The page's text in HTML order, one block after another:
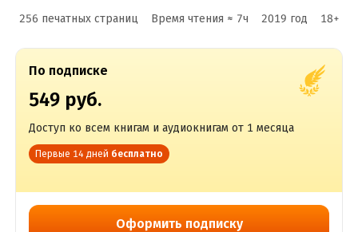
256 печатных страниц Время чтения ≈ 7ч 2019 год 18+
По подписке
549 руб.
Доступ ко всем книгам и аудиокнигам от 1 месяца
Первые 14 дней бесплатно
Оформить подписку